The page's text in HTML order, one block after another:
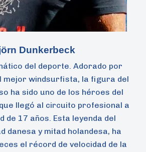
Dunkerbeck
del deporte. Adorado por
mejor windsurfista, la figura del
ha sido uno de los héroes del
llegó al circuito profesional a
de 17 años. Esta leyenda del
danesa y mitad holandesa, ha
el récord de velocidad de la